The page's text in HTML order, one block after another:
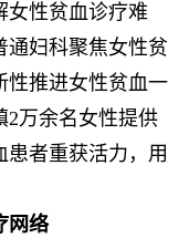
女性贫血诊疗难
妇科聚焦女性贫
性推进女性贫血一
2万余名女性提供
患者重获活力，用
网络